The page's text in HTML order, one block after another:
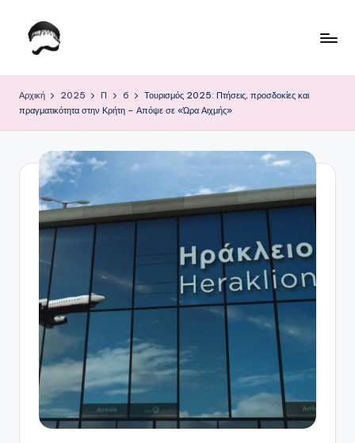
Μετάβαση
ο
Κ
P
o
Αρχική 2025 Π 6
Τουρισμός 2025: Πτήσεις, προσδοκίες και
πραγματικότητα στην Κρήτη – Απόψε σε «Ώρα Αιχμής»